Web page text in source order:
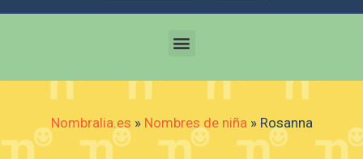
Nombralia.es » Nombres de niña » Rosanna